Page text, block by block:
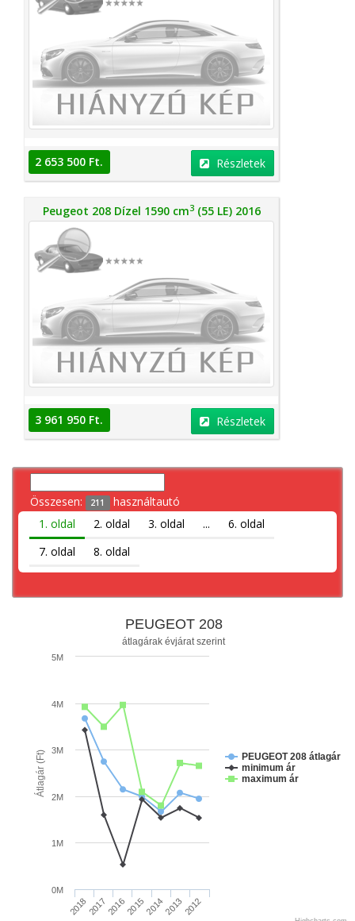
2 653 500 Ft. Részletek
Peugeot 208 Dízel 1590 cm3(55 LE) 2016
3 961 950 Ft. Részletek
Összesen: 211
használtautó
1. oldal
2. oldal 3. oldal ...
6. oldal
7. oldal
8. oldal
Átlagár (Ft)
PEUGEOT 208
átlagárak évjárat szerint
PEUGEOT 208 átlagár
minimum ár
maximum ár
2018201720162015201420132012
0M
1M
2M
3M
4M
5M